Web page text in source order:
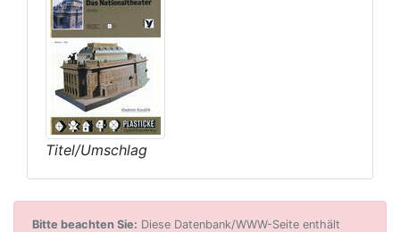
Titel/Umschlag
Bitte beachten Sie: Diese Datenbank/WWW-Seite enthält